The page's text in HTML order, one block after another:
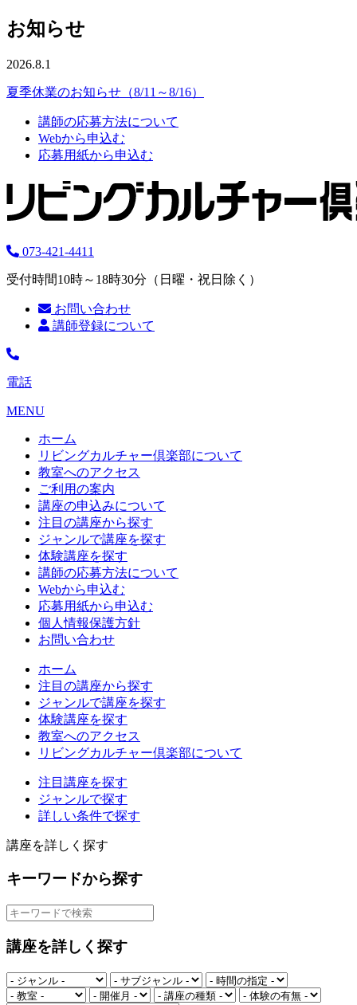
お知らせ
2026.8.1
夏季休業のお知らせ（8/11～8/16）
講師の応募方法について
Webから申込む
応募用紙から申込む
073-421-4411
受付時間10時～18時30分（日曜・祝日除く）
お問い合わせ
講師登録について
電話
MENU
ホーム
リビングカルチャー倶楽部について
教室へのアクセス
ご利用の案内
講座の申込みについて
注目の講座から探す
ジャンルで講座を探す
体験講座を探す
講師の応募方法について
Webから申込む
応募用紙から申込む
個人情報保護方針
お問い合わせ
ホーム
注目の講座から探す
ジャンルで講座を探す
体験講座を探す
教室へのアクセス
リビングカルチャー倶楽部について
注目講座を探す
ジャンルで探す
詳しい条件で探す
講座を詳しく探す
キーワードから探す
講座を詳しく探す